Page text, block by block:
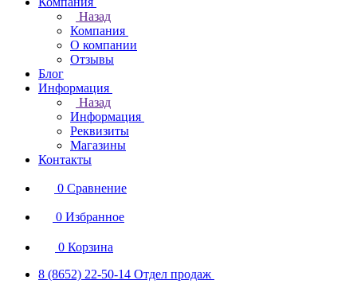
Назад
Компания
О компании
Отзывы
Блог
Информация
Назад
Информация
Реквизиты
Магазины
Контакты
0 Сравнение
0 Избранное
0 Корзина
8 (8652) 22-50-14 Отдел продаж